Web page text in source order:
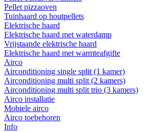
Pellet pizzaoven
Tuinhaard op houtpellets
Elektrische haard
Elektrische haard met waterdamp
Vrijstaande elektrische haard
Elektrische haard met warmteafgifte
Airco
Airconditioning single split (1 kamer)
Airconditioning multi split (2 kamers)
Airconditioning multi split trio (3 kamers)
Airco installatie
Mobiele airco
Airco toebehoren
Info